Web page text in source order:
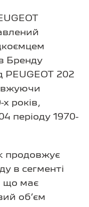
Бренду
PEUGEOT 202
років,
періоду 1970-
продовжує
в сегменті
що має
об’єм